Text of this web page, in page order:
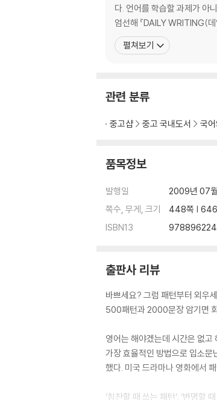
Day 04 아는지 묻기
016 Do you know...? ~를 아
017 Do you know what...? ~
018 Do you know why...? 왜
Day 06 ‘있다’ 표현하기
023 There has been... 계속 ~
025 There must be... 분명 ~
Day 07 ‘없다’ 표현하기
026 There's no... ~가 없어
029 There's no time to... ~할
Day 08. 있는지 묻기
031 Is there...? ~가 있어?
033 Is there anything...? ~한
034 Is there anyone who...?
035 Are there many...? ~가
다. 언어를 학습할 과제가 아
엄선해 『DAILY WRITING(
펼쳐보기
관련 분류
중고샵 중고 국내도서 국
품목정보
발행일
2009년 07
쪽수, 무게, 크기
448쪽 |
ISBN13
출판사 리뷰
바쁘세요? 그럼 패턴부터 외우
500패턴과 2000문장 암기면
영어는 해야겠는데 시간은 없
가장 효율적인 방법으로 입소문
했다. 미국 드라마나 영화에서
‘칭찬할 때 쓰는 패턴’, ‘변명